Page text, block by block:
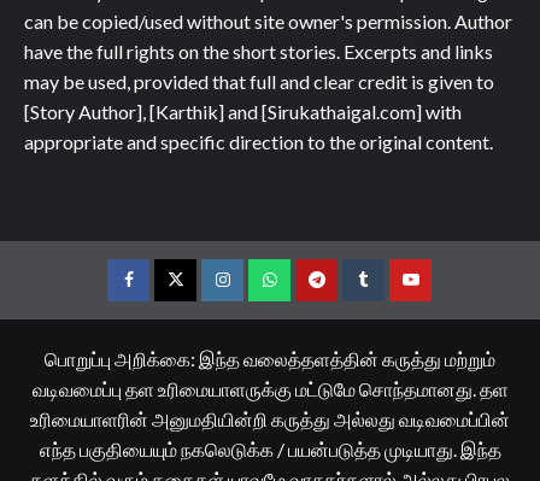
can be copied/used without site owner's permission. Author
have the full rights on the short stories. Excerpts and links
may be used, provided that full and clear credit is given to
[Story Author], [Karthik] and [Sirukathaigal.com] with
appropriate and specific direction to the original content.
FacebookTwitterInstagramWhatsappTelegramTumblrYouTube
பொறுப்பு அறிக்கை: இந்த வலைத்தளத்தின் கருத்து மற்றும்
வடிவமைப்பு தள உரிமையாளருக்கு மட்டுமே சொந்தமானது. தள
உரிமையாளரின் அனுமதியின்றி கருத்து அல்லது வடிவமைப்பின்
எந்த பகுதியையும் நகலெடுக்க / பயன்படுத்த முடியாது. இந்த